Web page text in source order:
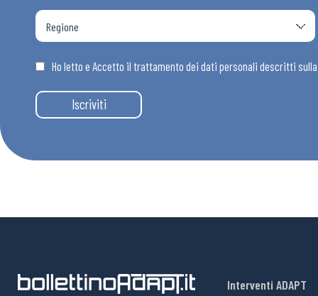
Ho letto e Accetto il trattamento dei dati personali descritti sulla
Iscriviti
Interventi ADAPT